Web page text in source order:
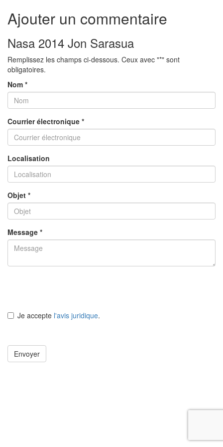
Ajouter un commentaire
Nasa 2014 Jon Sarasua
Remplissez les champs ci-dessous. Ceux avec "*" sont
obligatoires.
Nom *
Courrier électronique *
Localisation
Objet *
Message *
Je accepte l'avis juridique.
Envoyer